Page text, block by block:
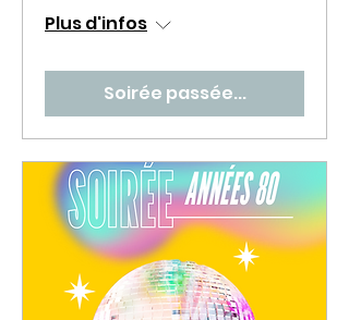
Plus d'infos
Soirée passée...